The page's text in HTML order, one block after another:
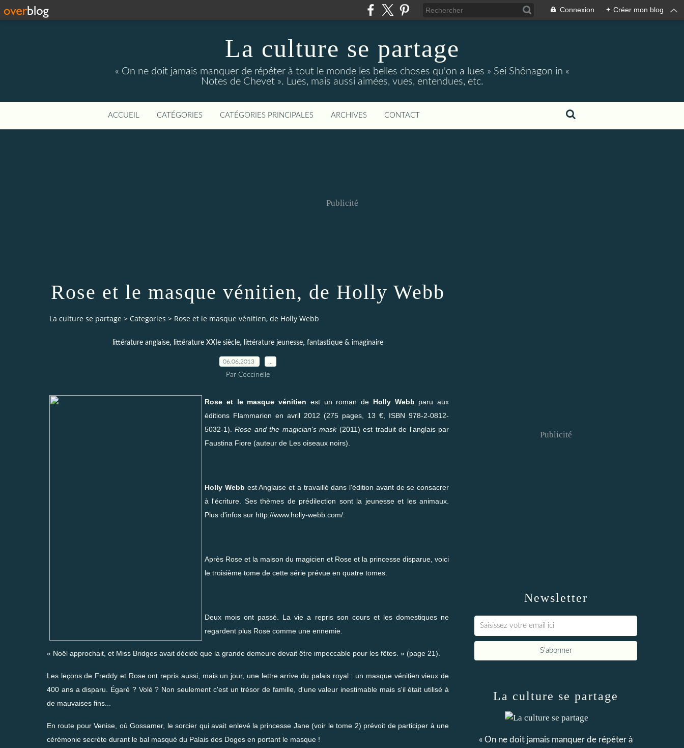
Connexion + Créer mon blog
La culture se partage
« On ne doit jamais manquer de répéter à tout le monde les belles choses qu'on a lues » Sei Shônagon in «
Notes de Chevet ». Lues, mais aussi aimées, vues, entendues, etc.
ACCUEIL CATÉGORIES CATÉGORIES PRINCIPALES ARCHIVES CONTACT
Publicité
Rose et le masque vénitien, de Holly Webb
La culture se partage > Categories > Rose et le masque vénitien, de Holly Webb
littérature anglaise, littérature XXIe siècle, littérature jeunesse, fantastique & imaginaire
06.06.2013
Par Coccinelle
Rose et le masque vénitien est un roman de Holly Webb paru aux
éditions Flammarion en avril 2012 (275 pages, 13 €, ISBN 978-2-0812-
5032-1).Rose and the magician's mask(2011) est traduit de l'anglais par
Faustina Fiore (auteur de Les oiseaux noirs).
Holly Webb est Anglaise et a travaillé dans l'édition avant de se consacrer
à l'écriture. Ses thèmes de prédilection sont la jeunesse et les animaux.
Plus d'infos sur http://www.holly-webb.com/
Après Rose et la maison du magicien et Rose et la princesse disparue , voici
le troisième tome de cette série prévue en quatre tomes.
Deux mois ont passé. La vie a repris son cours et les domestiques ne
regardent plus Rose comme une ennemie.
« Noël approchait, et Miss Bridges avait décidé que la grande demeure devait être impeccable pour les fêtes. » (page 21).
Les leçons de Freddy et Rose ont repris aussi, mais un jour, une lettre arrive du palais royal : un masque vénitien vieux de
400 ans a disparu. Égaré ? Volé ? Non seulement c'est un trésor de famille, d'une valeur inestimable mais s'il était utilisé à
de mauvaises fins...
En route pour Venise, où Gossamer, le sorcier qui avait enlevé la princesse Jane (voir le tome 2) prévoit de participer à une
cérémonie secrète durant le bal masqué du Palais des Doges en portant le masque !
Newsletter
Publicité
La culture se partage
« On ne doit jamais manquer de répéter à